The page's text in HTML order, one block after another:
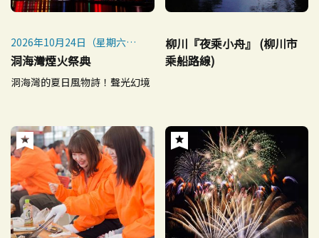
2026年10月24日（星期六）
※如遇惡劣天氣則取消（不延
※如取消，將於當日13:00前
洞海灣煙火祭典
洞海灣的夏日風物詩！聲光幻境
柳川『夜乘小舟』 (柳川市
乘船路線)